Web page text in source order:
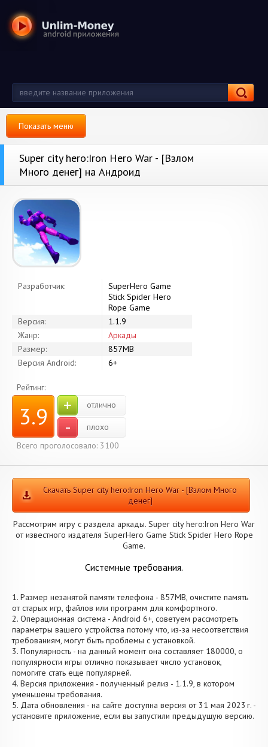
Показать меню
Super city hero:Iron Hero War - [Взлом
Много денег] на Андроид
Разработчик:
SuperHero Game
Stick Spider Hero
Rope Game
Версия:
1.1.9
Жанр:
Аркады
Размер:
857MB
Версия Android:
6+
Рейтинг:
3.9 + отлично
-
плохо
Всего проголосовало: 3100
Скачать Super city hero:Iron Hero War - [Взлом Много
денег]
Рассмотрим игру с раздела аркады. Super city hero:Iron Hero War
от известного издателя SuperHero Game Stick Spider Hero Rope
Game.
Системные требования.
1. Размер незанятой памяти телефона - 857MB, очистите память
от старых игр, файлов или программ для комфортного.
2. Операционная система - Android 6+, советуем рассмотреть
параметры вашего устройства потому что, из-за несоответствия
требованиям, могут быть проблемы с установкой.
3. Популярность - на данный момент она составляет 180000, о
популярности игры отлично показывает число установок,
помогите стать еще популярней.
4. Версия приложения - полученный релиз - 1.1.9, в котором
уменьшены требования.
5. Дата обновления - на сайте доступна версия от 31 мая 2023 г. -
установите приложение, если вы запустили предыдущую версию.